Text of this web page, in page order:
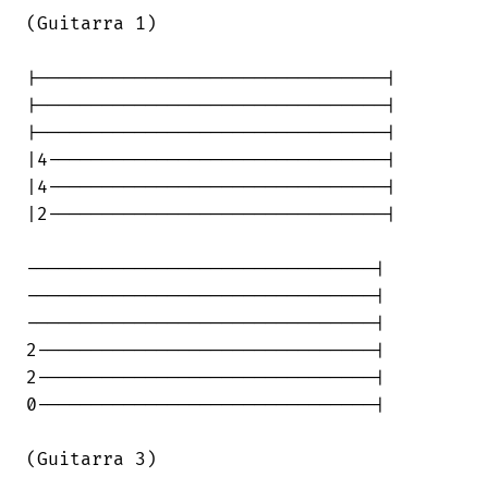
(Guitarra 1)
|--------------------------------|
|--------------------------------|
|--------------------------------|
|4-------------------------------|
|4-------------------------------|
|2-------------------------------|
--------------------------------|
--------------------------------|
--------------------------------|
2-------------------------------|
2-------------------------------|
0-------------------------------|
(Guitarra 3)